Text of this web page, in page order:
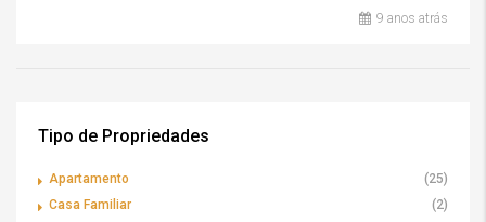
9 anos atrás
Tipo de Propriedades
Apartamento
(25)
Casa Familiar
(2)